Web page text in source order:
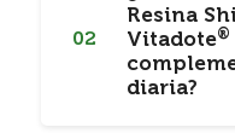
02
Resina
Vitadote®
diaria?